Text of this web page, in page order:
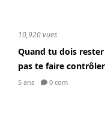
10,920 vues
Quand tu dois
pas te faire contrôler
5 ans 0 com